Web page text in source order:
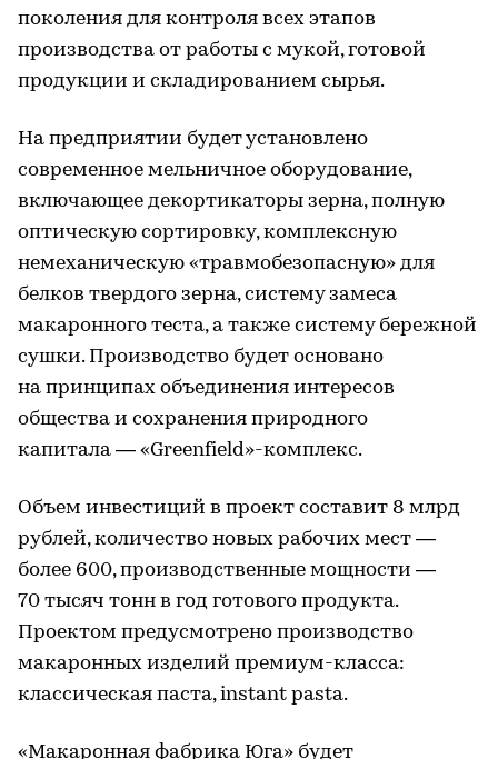
поколения для контроля всех этапов
производства от работы с мукой, готовой
продукции и складированием сырья.
На предприятии будет установлено
современное мельничное оборудование,
включающее декортикаторы зерна, полную
оптическую сортировку, комплексную
немеханическую «травмобезопасную» для
белков твердого зерна, систему замеса
макаронного теста, а также систему бережной
сушки. Производство будет основано
на принципах объединения интересов
общества и сохранения природного
капитала — «Greenfield»-комплекс.
Объем инвестиций в проект составит 8 млрд
рублей, количество новых рабочих мест —
более 600, производственные мощности —
70 тысяч тонн в год готового продукта.
Проектом предусмотрено производство
макаронных изделий премиум-класса:
классическая паста, instant pasta.
«Макаронная фабрика Юга» будет